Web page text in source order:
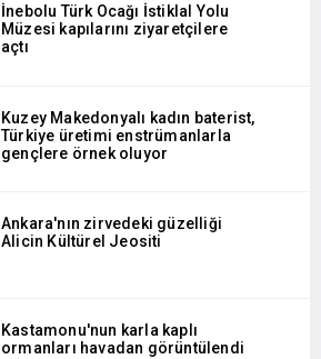
İnebolu Türk Ocağı İstiklal Yolu
Müzesi kapılarını ziyaretçilere
açtı
Kuzey Makedonyalı kadın baterist,
Türkiye üretimi enstrümanlarla
gençlere örnek oluyor
Ankara'nın zirvedeki güzelliği
Alicin Kültürel Jeositi
Kastamonu'nun karla kaplı
ormanları havadan görüntülendi